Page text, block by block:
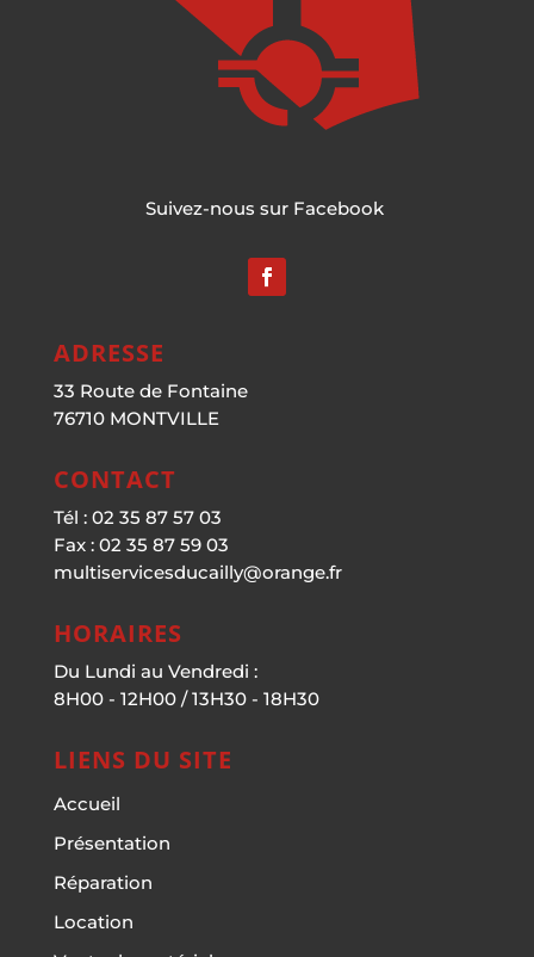
Suivez-nous sur Facebook
ADRESSE
33 Route de Fontaine
76710 MONTVILLE
CONTACT
Tél : 02 35 87 57 03
Fax : 02 35 87 59 03
multiservicesducailly@orange.fr
HORAIRES
Du Lundi au Vendredi :
8H00 - 12H00 / 13H30 - 18H30
LIENS DU SITE
Accueil
Présentation
Réparation
Location